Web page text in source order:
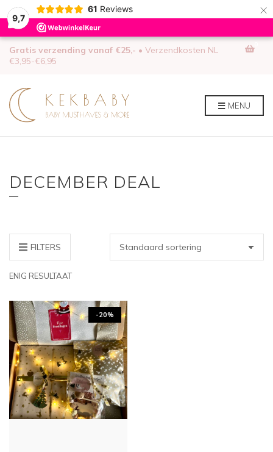
9,7
61 Reviews ×
Gratis verzending vanaf €25,- • Verzendkosten NL
€3,95-€6,95
MENU
DECEMBER DEAL
FILTERS
ENIG RESULTAAT
-20%